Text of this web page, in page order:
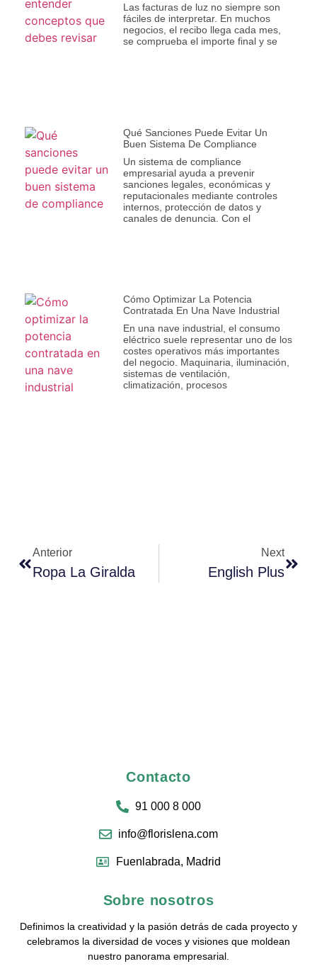
Las facturas de luz no siempre son
fáciles de interpretar. En muchos
negocios, el recibo llega cada mes,
se comprueba el importe final y se
Qué Sanciones Puede Evitar Un
Buen Sistema De Compliance
Un sistema de compliance
empresarial ayuda a prevenir
sanciones legales, económicas y
reputacionales mediante controles
internos, protección de datos y
canales de denuncia. Con el
Cómo Optimizar La Potencia
Contratada En Una Nave Industrial
En una nave industrial, el consumo
eléctrico suele representar uno de los
costes operativos más importantes
del negocio. Maquinaria, iluminación,
sistemas de ventilación,
climatización, procesos
Anterior
Ropa La Giralda
Next
English Plus
Contacto
91 000 8 000
info@florislena.com
Fuenlabrada, Madrid
Sobre nosotros
Definimos la creatividad y la pasión detrás de cada proyecto y
celebramos la diversidad de voces y visiones que moldean
nuestro panorama empresarial.